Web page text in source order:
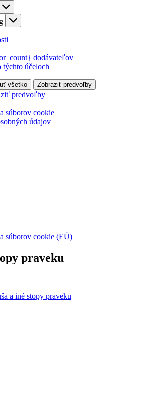
dodávateľov
týchto účeloch
všetko
Zobraziť predvoľby
predvoľby
súborov cookie
údajov
súborov cookie (EÚ)
praveku
a iné stopy praveku